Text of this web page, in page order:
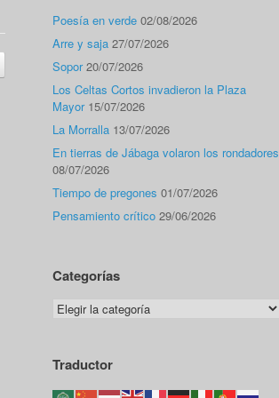
Poesía en verde 02/08/2026
Arre y saja 27/07/2026
Sopor 20/07/2026
Los Celtas Cortos invadieron la Plaza
Mayor 15/07/2026
La Morralla 13/07/2026
En tierras de Jábaga volaron los rondadores
08/07/2026
Tiempo de pregones 01/07/2026
Pensamiento crítico 29/06/2026
Categorías
Categorías
Traductor